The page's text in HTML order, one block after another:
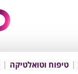
טיפוח וטואלטיקה